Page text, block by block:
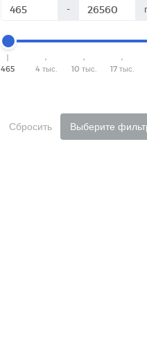
-
465 4 тыс. 10 тыс. 17 тыс.
Сбросить Выберите